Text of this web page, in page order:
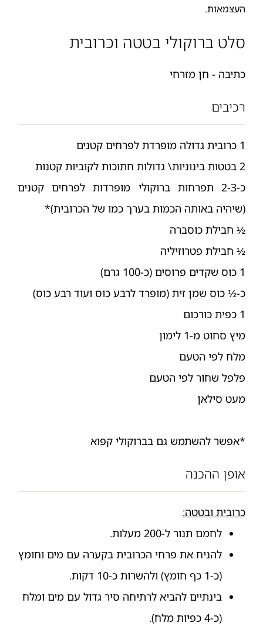
העצמאות.
סלט ברוקולי בטטה וכרובית
כתיבה - חן מזרחי
רכיבים
1 כרובית גדולה מופרדת לפרחים קטנים
2 בטטות בינוניות\ גדולות חתוכות לקוביות קטנות
כ-2-3 תפרחות ברוקולי מופרדות לפרחים קטנים
(שיהיה באותה הכמות בערך כמו של הכרובית)*
½ חבילת כוסברה
½ חבילת פטרוזיליה
1 כוס שקדים פרוסים (כ-100 גרם)
כ-½ כוס שמן זית (מופרד לרבע כוס ועוד רבע כוס)
1 כפית כורכום
מיץ סחוט מ-1 לימון
מלח לפי הטעם
פלפל שחור לפי הטעם
מעט סילאן
*אפשר להשתמש גם בברוקולי קפוא
אופן ההכנה
כרובית ובטטה:
לחמם תנור ל-200 מעלות.
להניח את פרחי הכרובית בקערה עם מים וחומץ
(כ-1 כף חומץ) ולהשרות כ-10 דקות.
בינתיים להביא לרתיחה סיר גדול עם מים ומלח
(כ-4 כפיות מלח).